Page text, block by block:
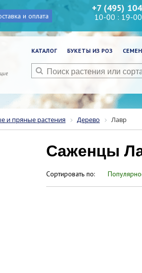
и оплата
+7 (495)
10-00 : 19-00
КАТАЛОГ БУКЕТЫ ИЗ РОЗ
и пряные растения Дерево Лавр
Саженцы
Сортировать по: